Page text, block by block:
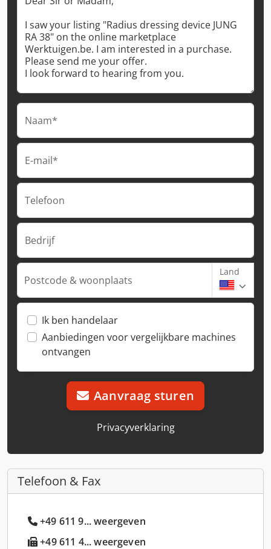
Naam*
E-mail*
Telefoon
Bedrijf
Postcode & woonplaats
Land
Ik ben handelaar
Aanbiedingen voor vergelijkbare machines
ontvangen
Aanvraag sturen
Privacyverklaring
Telefoon & Fax
+49 611 9... weergeven
+49 611 4... weergeven